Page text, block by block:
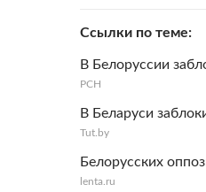
Ссылки по теме
В Белоруссии
РСН
В Беларуси
Tut.by
Белорусских
lenta.ru